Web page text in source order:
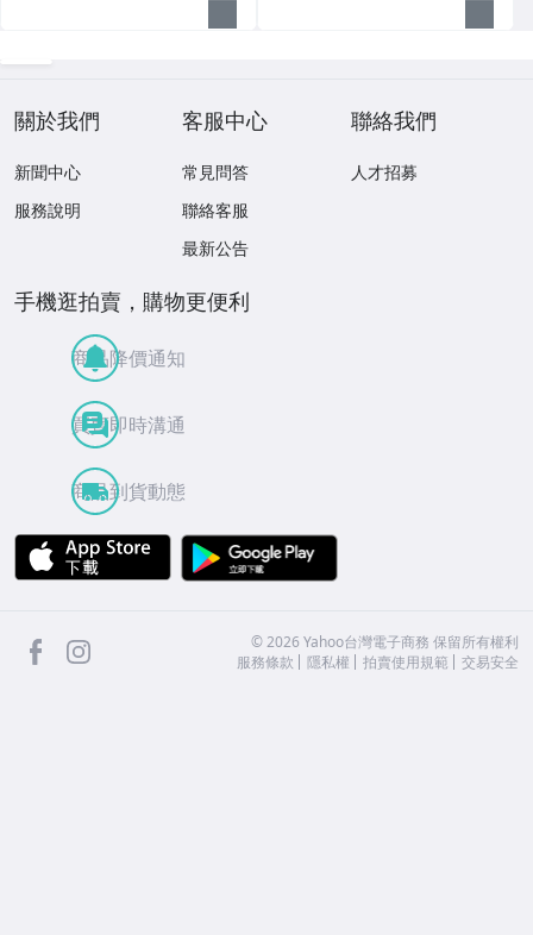
關於我們
新聞中心
服務說明
客服中心
常見問答
聯絡客服
最新公告
聯絡我們
人才招募
手機逛拍賣，購物更便利
商品降價通知
買賣即時溝通
商品到貨動態
APP Store
facebook ©2026 Yahoo台灣電子商務 保留所有權利
服務條款
隱私權 拍賣使用規範 交易安全